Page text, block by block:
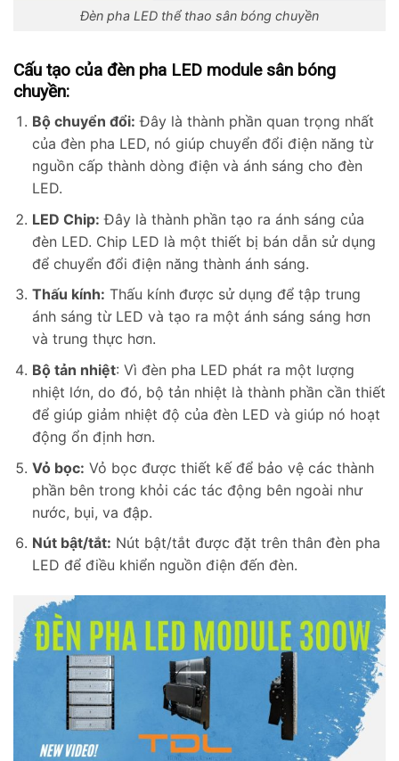
Đèn pha LED thể thao sân bóng chuyền
Cấu tạo của đèn pha LED module sân bóng
chuyền:
Bộ chuyển đổi: Đây là thành phần quan trọng nhất
của đèn pha LED, nó giúp chuyển đổi điện năng từ
nguồn cấp thành dòng điện và ánh sáng cho đèn
LED.
LED Chip: Đây là thành phần tạo ra ánh sáng của
đèn LED. Chip LED là một thiết bị bán dẫn sử dụng
để chuyển đổi điện năng thành ánh sáng.
Thấu kính: Thấu kính được sử dụng để tập trung
ánh sáng từ LED và tạo ra một ánh sáng sáng hơn
và trung thực hơn.
Bộ tản nhiệt: Vì đèn pha LED phát ra một lượng
nhiệt lớn, do đó, bộ tản nhiệt là thành phần cần thiết
để giúp giảm nhiệt độ của đèn LED và giúp nó hoạt
động ổn định hơn.
Vỏ bọc: Vỏ bọc được thiết kế để bảo vệ các thành
phần bên trong khỏi các tác động bên ngoài như
nước, bụi, va đập.
Nút bật/tắt: Nút bật/tắt được đặt trên thân đèn pha
LED để điều khiển nguồn điện đến đèn.